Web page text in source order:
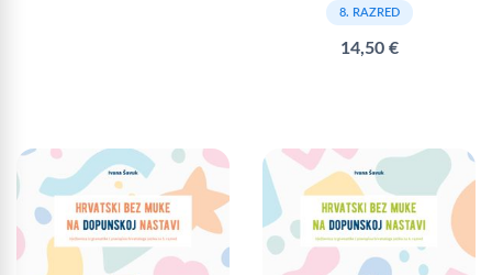
8. RAZRED
14,50 €